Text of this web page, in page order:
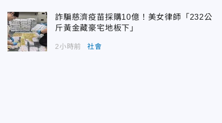
詐騙慈濟疫苗採購10億！美女律師「232公
斤黃金藏豪宅地板下」
2小時前 社會